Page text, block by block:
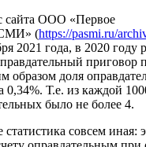
сайта ООО «Первое
СМИ» (https://pasmi.ru/
2021 года, в 2020 году
приговор
образом доля
0,34%. Т.е. из каждой
было не более 4.
совсем иная: